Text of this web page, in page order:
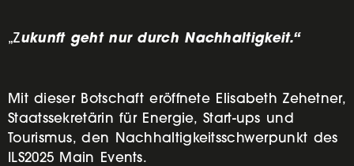
„Zukunft geht nur durch Nachhaltigkeit.“
Mit dieser Botschaft eröffnete Elisabeth Zehetner,
Staatssekretärin für Energie, Start-ups und
Tourismus, den Nachhaltigkeitsschwerpunkt des
ILS2025 Main Events.